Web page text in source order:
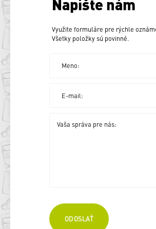
Napíšte nám
Využite formuláre pre rýchle
Všetky položky sú povinné.